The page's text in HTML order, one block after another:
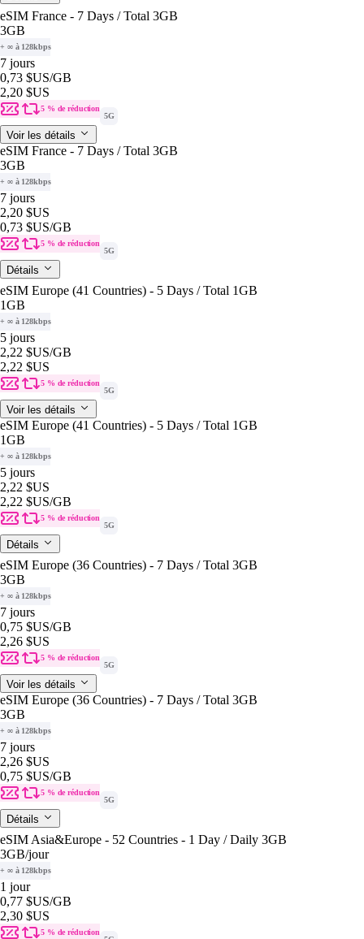
eSIM France - 7 Days / Total 3GB
3GB
+ ∞ à 128kbps
7 jours
0,73 $US/GB
2,20 $US
5 % de réduction
5G
Voir les détails
eSIM France - 7 Days / Total 3GB
3GB
+ ∞ à 128kbps
7 jours
2,20 $US
0,73 $US/GB
5 % de réduction
5G
Détails
eSIM Europe (41 Countries) - 5 Days / Total 1GB
1GB
+ ∞ à 128kbps
5 jours
2,22 $US/GB
2,22 $US
5 % de réduction
5G
Voir les détails
eSIM Europe (41 Countries) - 5 Days / Total 1GB
1GB
+ ∞ à 128kbps
5 jours
2,22 $US
2,22 $US/GB
5 % de réduction
5G
Détails
eSIM Europe (36 Countries) - 7 Days / Total 3GB
3GB
+ ∞ à 128kbps
7 jours
0,75 $US/GB
2,26 $US
5 % de réduction
5G
Voir les détails
eSIM Europe (36 Countries) - 7 Days / Total 3GB
3GB
+ ∞ à 128kbps
7 jours
2,26 $US
0,75 $US/GB
5 % de réduction
5G
Détails
eSIM Asia&Europe - 52 Countries - 1 Day / Daily 3GB
3GB/jour
+ ∞ à 128kbps
1 jour
0,77 $US/GB
2,30 $US
5 % de réduction